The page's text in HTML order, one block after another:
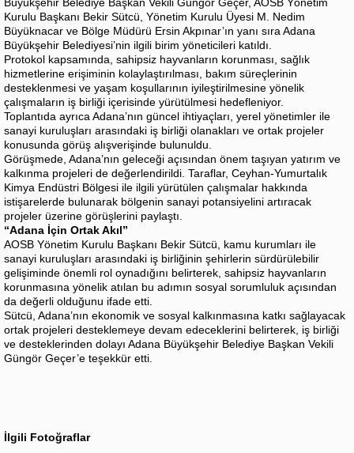
Kurulu Başkanı Bekir Sütcü, Yönetim Kurulu Üyesi M. Nedim
Büyüknacar ve Bölge Müdürü Ersin Akpınar’ın yanı sıra Adana
Büyükşehir Belediyesi’nin ilgili birim yöneticileri katıldı.
Protokol kapsamında, sahipsiz hayvanların korunması, sağlık
hizmetlerine erişiminin kolaylaştırılması, bakım süreçlerinin
desteklenmesi ve yaşam koşullarının iyileştirilmesine yönelik
çalışmaların iş birliği içerisinde yürütülmesi hedefleniyor.
Toplantıda ayrıca Adana’nın güncel ihtiyaçları, yerel yönetimler ile
sanayi kuruluşları arasındaki iş birliği olanakları ve ortak projeler
konusunda görüş alışverişinde bulunuldu.
Görüşmede, Adana’nın geleceği açısından önem taşıyan yatırım ve
kalkınma projeleri de değerlendirildi. Taraflar, Ceyhan-Yumurtalık
Kimya Endüstri Bölgesi ile ilgili yürütülen çalışmalar hakkında
istişarelerde bulunarak bölgenin sanayi potansiyelini artıracak
projeler üzerine görüşlerini paylaştı.
“Adana İçin Ortak Akıl”
AOSB Yönetim Kurulu Başkanı Bekir Sütcü, kamu kurumları ile
sanayi kuruluşları arasındaki iş birliğinin şehirlerin sürdürülebilir
gelişiminde önemli rol oynadığını belirterek, sahipsiz hayvanların
korunmasına yönelik atılan bu adımın sosyal sorumluluk açısından
da değerli olduğunu ifade etti.
Sütcü, Adana’nın ekonomik ve sosyal kalkınmasına katkı sağlayacak
ortak projeleri desteklemeye devam edeceklerini belirterek, iş birliği
ve desteklerinden dolayı Adana Büyükşehir Belediye Başkan Vekili
Güngör Geçer’e teşekkür etti.
İlgili Fotoğraflar